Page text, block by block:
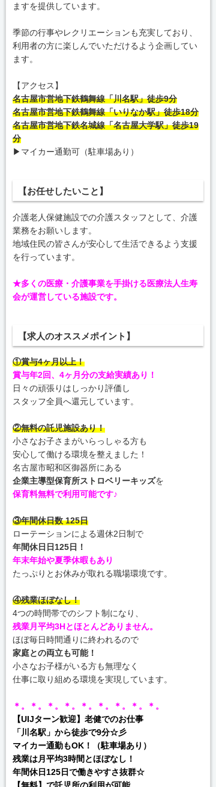
ますを提供しています。
季節の行事やレクリエーションも充実しており、
利用者の方に楽しんでいただけるよう企画してい
ます。
【アクセス】
名古屋市営地下鉄鶴舞線「川名駅」徒歩9分
名古屋市営地下鉄鶴舞線「いりなか駅」徒歩18分
名古屋市営地下鉄名城線「名古屋大学駅」徒歩19
分
▶マイカー通勤可（駐車場あり）
【お任せしたいこと】
介護老人保健施設での介護スタッフとして、介護
業務をお願いします。
地域住民の皆さんが安心して生活できるよう支援
を行っています。
★多くの医療・介護事業を手掛ける医療法人生寿
会が運営している施設です。
【求人のオススメポイント】
①賞与4ヶ月以上！
賞与年2回、4ヶ月分の支給実績あり！
日々の頑張りはしっかり評価し
スタッフ全員へ還元しています。
②無料の託児施設あり！
小さなお子さまがいらっしゃる方も
安心して働ける環境を整えました！
名古屋市昭和区御器所にある
企業主導型保育所ストロベリーキッズを
保育料無料で利用可能です♪
③年間休日数 125日
ローテーションによる週休2日制で
年間休日日125日！
年末年始や夏季休暇もあり
たっぷりとお休みが取れる職場環境です。
④残業ほぼなし！
4つの時間帯でのシフト制になり、
残業月平均3Hとほとんどありません。
ほぼ毎日時間通りに終われるので
家庭との両立も可能！
小さなお子様がいる方も無理なく
仕事に取り組める環境を実現しています。
＊。＊。＊。＊。＊。＊。＊。＊。＊。
【UIJターン歓迎】老健でのお仕事
「川名駅」から徒歩で9分☆彡
マイカー通勤もOK！（駐車場あり）
残業は月平均3時間とほぼなし！
年間休日125日で働きやすさ抜群☆